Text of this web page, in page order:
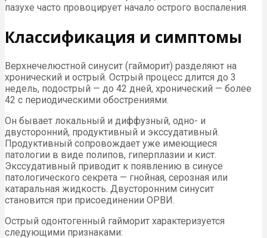
пазухе часто провоцирует начало острого воспаления.
Классификация и симптомы
Верхнечелюстной синусит (гайморит) разделяют на
хронический и острый. Острый процесс длится до 3
недель, подострый — до 42 дней, хронический — более
42 с периодическими обострениями.
Он бывает локальный и диффузный, одно- и
двусторонний, продуктивный и экссудативный.
Продуктивный сопровождает уже имеющиеся
патологии в виде полипов, гиперплазии и кист.
Экссудативный приводит к появлению в синусе
патологического секрета — гнойная, серозная или
катаральная жидкость. Двусторонним синусит
становится при присоединении ОРВИ.
Острый одонтогенный гайморит характеризуется
следующими признаками: